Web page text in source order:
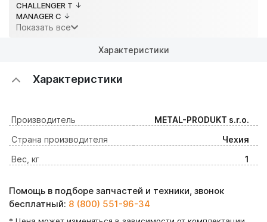
CHALLENGER T
MANAGER C
Показать все
Характеристики
Характеристики
Производитель
METAL-PRODUKT s.r.o.
Страна производителя
Чехия
Вес, кг
1
Помощь в подборе запчастей и техники, звонок
бесплатный: 8 (800) 551-96-34